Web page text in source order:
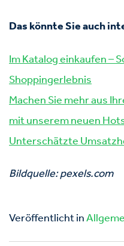
Das könnte Sie auch
Im Katalog einkaufen –
Shoppingerlebnis
Machen Sie mehr aus
mit unserem neuen
Unterschätzte
Bildquelle: pexels.com
Veröffentlicht in